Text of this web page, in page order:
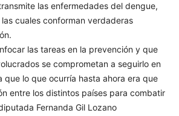
las enfermedades del dengue,
cuales conforman verdaderas
las tareas en la prevención y que
se comprometan a seguirlo en
que lo que ocurría hasta ahora era que
entre los distintos países para combatir
Fernanda Gil Lozano